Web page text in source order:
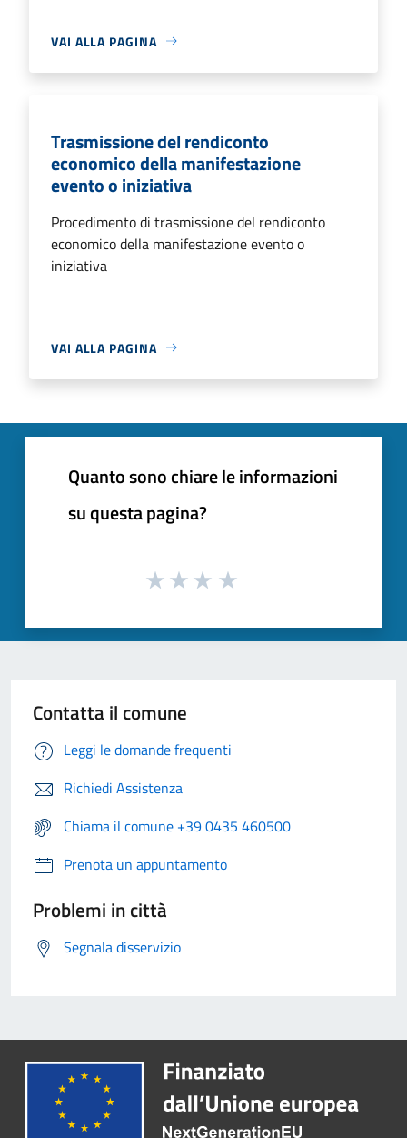
VAI ALLA PAGINA
Trasmissione del rendiconto
economico della manifestazione
evento o iniziativa
Procedimento di trasmissione del rendiconto
economico della manifestazione evento o
iniziativa
VAI ALLA PAGINA
Quanto sono chiare le informazioni
su questa pagina?
Contatta il comune
Leggi le domande frequenti
Richiedi Assistenza
Chiama il comune +39 0435 460500
Prenota un appuntamento
Problemi in città
Segnala disservizio